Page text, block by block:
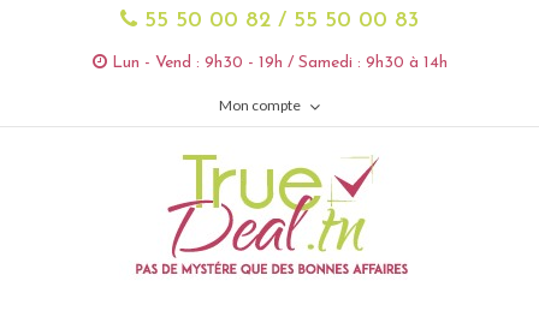
55 50 00 82 / 55 50 00 83
Lun - Vend : 9h30 - 19h / Samedi : 9h30 à 14h
Mon compte